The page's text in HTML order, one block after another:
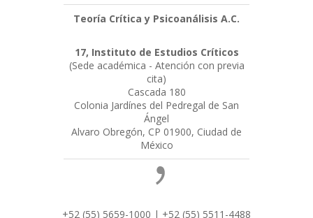
Teoría Crítica y Psicoanálisis A.C.
17, Instituto de Estudios Críticos
(Sede académica - Atención con previa
cita)
Cascada 180
Colonia Jardínes del Pedregal de San
Ángel
Alvaro Obregón, CP 01900, Ciudad de
México
+52 (55) 5659-1000 | +52 (55) 5511-4488